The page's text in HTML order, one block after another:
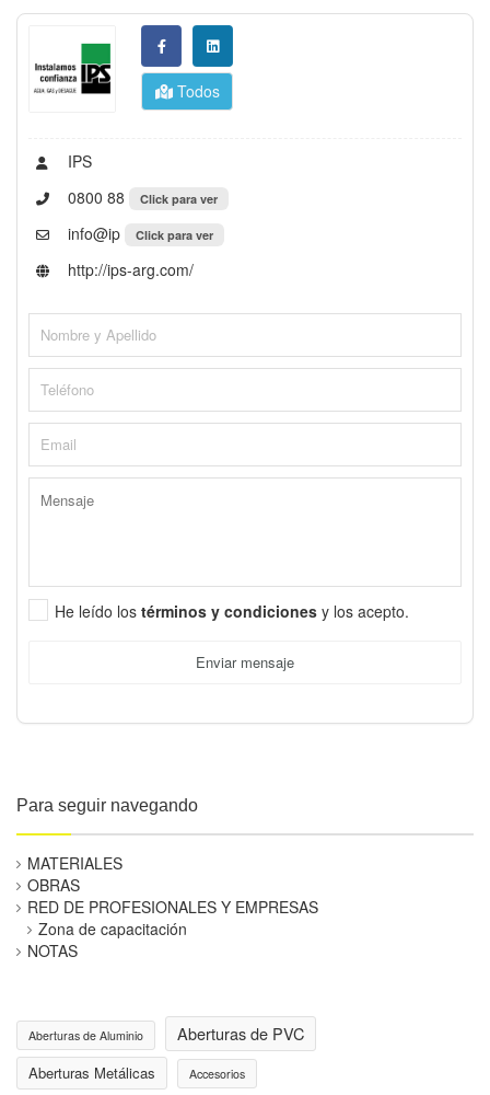
Todos
IPS
0800 88
Click para ver
info@ip Click para ver
http://ips-arg.com/
He leído los términos y condiciones y los acepto.
Enviar mensaje
Para seguir navegando
MATERIALES
OBRAS
RED DE PROFESIONALES Y EMPRESAS
Zona de capacitación
NOTAS
Aberturas de Aluminio Aberturas de PVC
Aberturas Metálicas Accesorios